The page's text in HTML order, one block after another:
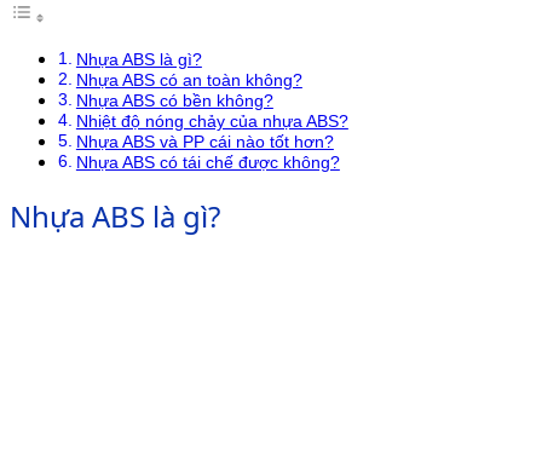
Nhựa ABS là gì?
Nhựa ABS có an toàn không?
Nhựa ABS có bền không?
Nhiệt độ nóng chảy của nhựa ABS?
Nhựa ABS và PP cái nào tốt hơn?
Nhựa ABS có tái chế được không?
Nhựa ABS là gì?